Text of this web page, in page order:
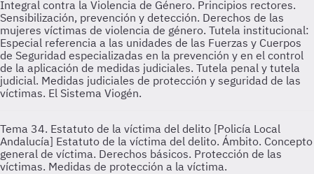
Integral contra la Violencia de Género. Principios rectores.
Sensibilización, prevención y detección. Derechos de las
mujeres víctimas de violencia de género. Tutela institucional:
Especial referencia a las unidades de las Fuerzas y Cuerpos
de Seguridad especializadas en la prevención y en el control
de la aplicación de medidas judiciales. Tutela penal y tutela
judicial. Medidas judiciales de protección y seguridad de las
víctimas. El Sistema Viogén.
Tema 34. Estatuto de la víctima del delito [Policía Local
Andalucía] Estatuto de la víctima del delito. Ámbito. Concepto
general de víctima. Derechos básicos. Protección de las
víctimas. Medidas de protección a la víctima.